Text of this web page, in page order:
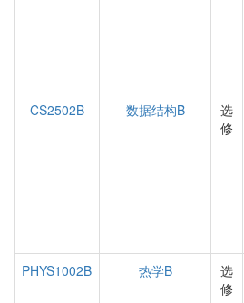
CS2502B
数据结构B
选
修
PHYS1002B
热学B
选
修